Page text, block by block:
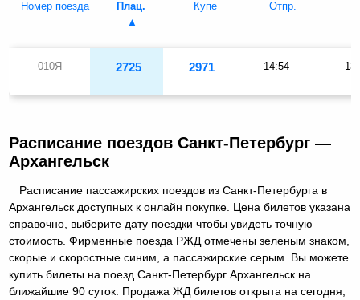
Номер поезда Плац. Купе Отпр.
010Я 2725 2971 14:54
Расписание поездов Санкт-Петербург —
Архангельск
Расписание пассажирских поездов из Санкт-Петербурга в
Архангельск доступных к онлайн покупке. Цена билетов указана
справочно, выберите дату поездки чтобы увидеть точную
стоимость. Фирменные поезда РЖД отмечены зеленым знаком,
скорые и скоростные синим, а пассажирские серым. Вы можете
купить билеты на поезд Санкт-Петербург Архангельск на
ближайшие 90 суток. Продажа ЖД билетов открыта на сегодня,